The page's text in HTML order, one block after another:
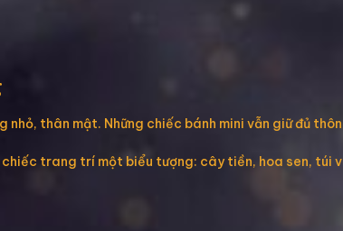
nhỏ, thân mật. Những chiếc bánh mini vẫn giữ đủ
trang trí một biểu tượng: cây tiền, hoa sen, túi